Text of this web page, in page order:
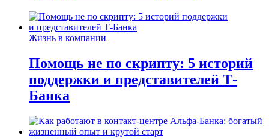
Жизнь в компании
Помощь не по скрипту: 5 историй
поддержки и представителей Т-
Банка